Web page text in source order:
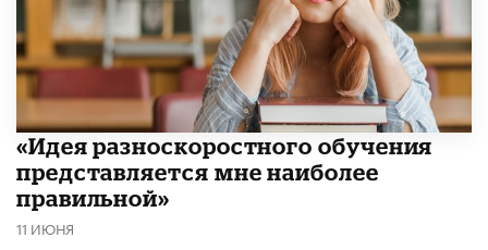
«Идея разноскоростного обучения
представляется мне наиболее
правильной»
11 ИЮНЯ